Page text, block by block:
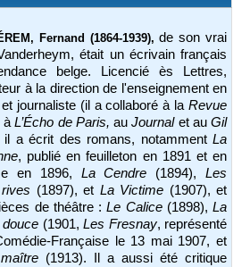
Fernand (1864-1939), de son vrai
était un écrivain français
belge. Licencié ès Lettres,
à la direction de l'enseignement en
journaliste (il a collaboré à la Revue
àL’Écho de Paris,auJournalet auGil
il a écrit des romans, notamment La
, publié en feuilleton en 1891 et en
en 1896, La Cendre (1894),Les
(1897), et La Victime (1907), et
de théâtre :Le Calice(1898), La
douce (1901,Les Fresnay, représenté
Française le 13 mai 1907, et
(1913). Il a aussi été critique